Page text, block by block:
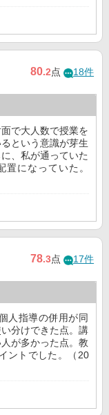
80.2点 18件
で大人数で授業を
という意識が芽生
、私が通っていた
になっていた。
78.3点 17件
人指導の併用が同
分けできた点。講
が多かった点。教
ントでした。（20